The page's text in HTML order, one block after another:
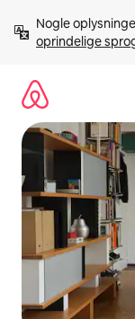
videre
Nogle
oprindelige